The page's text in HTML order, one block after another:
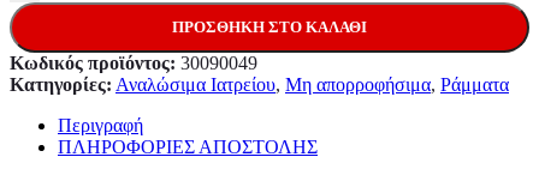
ΠΡΟΣΘΉΚΗ ΣΤΟ ΚΑΛΆΘΙ
Κωδικός προϊόντος: 30090049
Κατηγορίες: Αναλώσιμα Ιατρείου, Μη απορροφήσιμα, Ράμματα
Περιγραφή
ΠΛΗΡΟΦΟΡΙΕΣ ΑΠΟΣΤΟΛΗΣ